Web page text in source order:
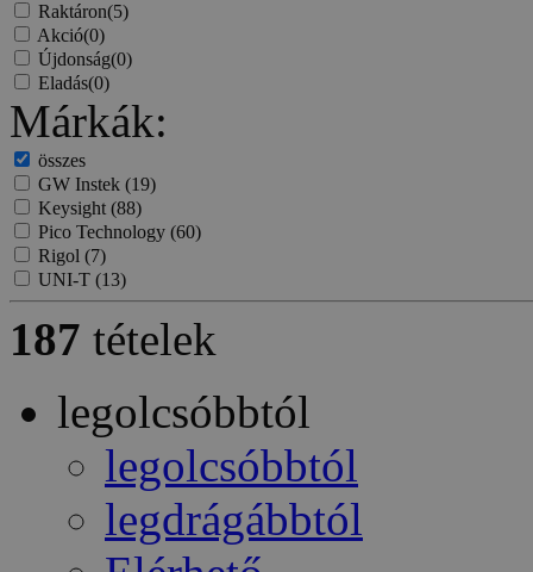
Raktáron(5)
Akció(0)
Újdonság(0)
Eladás(0)
Márkák:
összes
GW Instek (19)
Keysight(88)
Pico Technology (60)
Rigol (7)
UNI-T (13)
187 tételek
legolcsóbbtól
legolcsóbbtól
legdrágábbtól